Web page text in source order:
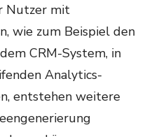
Nutzer mit
wie zum Beispiel den
CRM-System, in
Analytics-
entstehen weitere